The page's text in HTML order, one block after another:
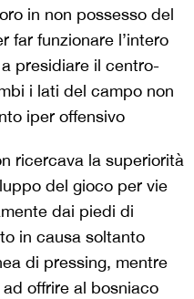
in non possesso del
far funzionare l’intero
presidiare il centro-
i lati del campo non
iper offensivo
ricercava la superiorità
del gioco per vie
dai piedi di
in causa soltanto
di pressing, mentre
offrire al bosniaco